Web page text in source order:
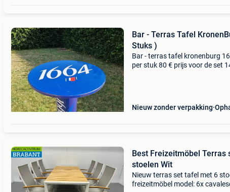
Bar - Terras Tafel
Stuks )
Bar - terras tafel kronenburg
per stuk 80 € prijs voor de set
Nieuw zonder verpakking
Best Freizeitmöbel Terras
stoelen Wit
Nieuw terras set tafel met 6
freizeitmöbel model: 6x